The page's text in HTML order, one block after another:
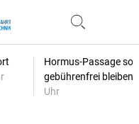
Hormus-Passage
gebührenfrei bleiben
Uhr